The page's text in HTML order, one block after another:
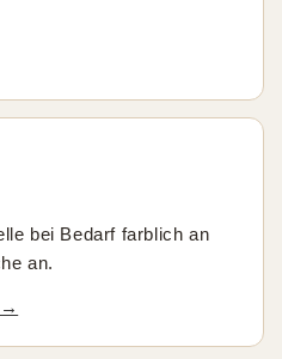
bei Bedarf farblich an
an.